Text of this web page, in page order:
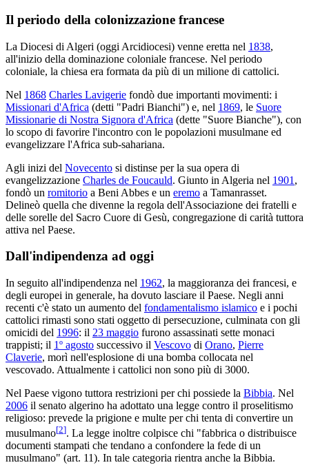
Il periodo della colonizzazione francese
La Diocesi di Algeri (oggi Arcidiocesi) venne eretta nel 1838,
all'inizio della dominazione coloniale francese. Nel periodo
coloniale, la chiesa era formata da più di un milione di cattolici.
Nel 1868 Charles Lavigerie fondò due importanti movimenti: i
Missionari d'Africa (detti "Padri Bianchi") e, nel 1869, le Suore
Missionarie di Nostra Signora d'Africa (dette "Suore Bianche"), con
lo scopo di favorire l'incontro con le popolazioni musulmane ed
evangelizzare l'Africa sub-sahariana.
Agli inizi del Novecento si distinse per la sua opera di
evangelizzazione Charles de Foucauld. Giunto in Algeria nel 1901 ,
fondò un romitorio a Beni Abbes e un eremo a Tamanrasset.
Delineò quella che divenne la regola dell'Associazione dei fratelli e
delle sorelle del Sacro Cuore di Gesù, congregazione di carità tuttora
attiva nel Paese.
Dall'indipendenza ad oggi
In seguito all'indipendenza nel 1962, la maggioranza dei francesi, e
degli europei in generale, ha dovuto lasciare il Paese. Negli anni
recenti c'è stato un aumento del fondamentalismo islamico e i pochi
cattolici rimasti sono stati oggetto di persecuzione, culminata con gli
omicidi del 1996: il 23 maggio furono assassinati sette monaci
trappisti; il 1º agosto successivo il Vescovo di Orano, Pierre
Claverie, morì nell'esplosione di una bomba collocata nel
vescovado. Attualmente i cattolici non sono più di 3000.
Nel Paese vigono tuttora restrizioni per chi possiede la Bibbia. Nel
2006 il senato algerino ha adottato una legge contro il proselitismo
religioso: prevede la prigione e multe per chi tenta di convertire un
musulmano[2]. La legge inoltre colpisce chi "fabbrica o distribuisce
documenti stampati che tendano a confondere la fede di un
musulmano" (art. 11). In tale categoria rientra anche la Bibbia.